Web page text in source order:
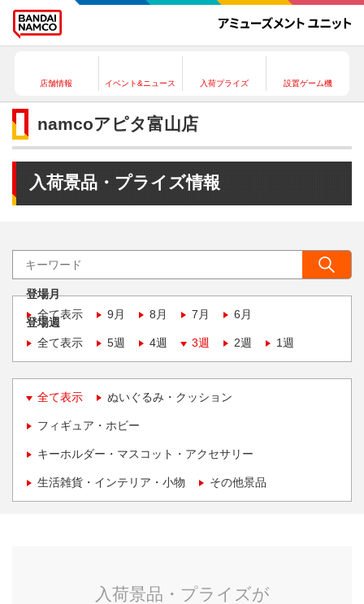
店舗情報 イベント&ニュース 入荷プライズ 設置ゲーム機
namcoアピタ富山店
入荷景品・プライズ情報
登場月
全て表示
9月 8月 7月 6月
登場週
全て表示
5週 4週 3週 2週 1週
全て表示 ぬいぐるみ・クッション
フィギュア・ホビー
キーホルダー・マスコット・アクセサリー
生活雑貨・インテリア・小物 その他景品